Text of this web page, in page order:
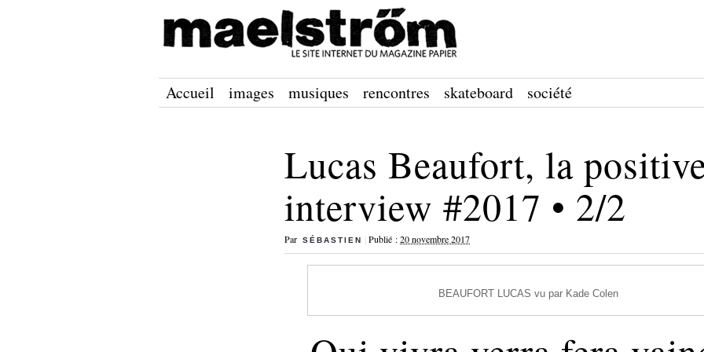
Accueil images musiques rencontres skateboard société
Lucas Beaufort, la
interview #2017 • 2/2
Par SÉBASTIEN |Publié :20 novembre 2017
BEAUFORT LUCAS vu par Kade Colen